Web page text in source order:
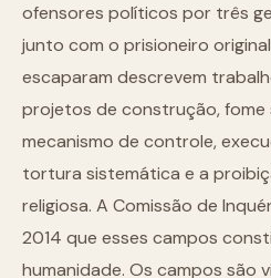
ofensores políticos por três
junto com o prisioneiro
escaparam descrevem
projetos de construção, fome
mecanismo de controle,
tortura sistemática e a
religiosa. A Comissão de
2014 que esses campos
humanidade. Os campos são